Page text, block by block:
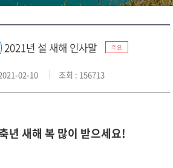
2021년 설 새해 인사말 주요
02-10 조회 : 156713
년 새해 복 많이 받으세요!